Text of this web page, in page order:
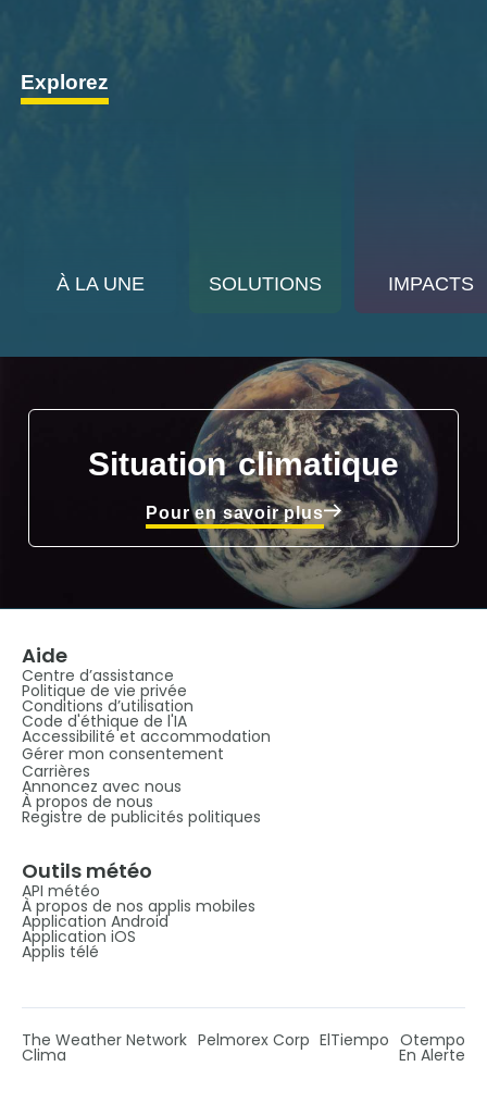
Explorez
À LA UNE SOLUTIONS IMPACTS
Situation climatique
Pour en savoir plus
Aide
Centre d’assistance
Politique de vie privée
Conditions d’utilisation
Code d'éthique de l'IA
Accessibilité et accommodation
Gérer mon consentement
Carrières
Annoncez avec nous
À propos de nous
Registre de publicités politiques
Outils météo
API météo
À propos de nos applis mobiles
Application Android
Application iOS
Applis télé
The Weather Network Pelmorex Corp ElTiempo Otempo
Clima En Alerte